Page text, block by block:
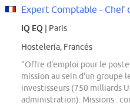
Expert Comptable - Chef
IQ EQ | Paris
Hostelería, Francés
“Offre d'emploi pour le
mission au sein d'un groupe
investisseurs (750 milliards
administration). Missions :